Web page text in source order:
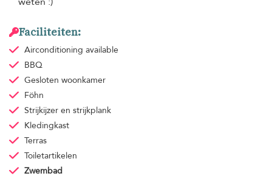
Faciliteiten:
Airconditioning available
BBQ
Gesloten woonkamer
Föhn
Strijkijzer en strijkplank
Kledingkast
Terras
Toiletartikelen
Zwembad